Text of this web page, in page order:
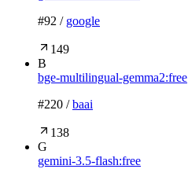
#92 / google
149
B
bge-multilingual-gemma2:free
#220 /baai
138
G
gemini-3.5-flash:free